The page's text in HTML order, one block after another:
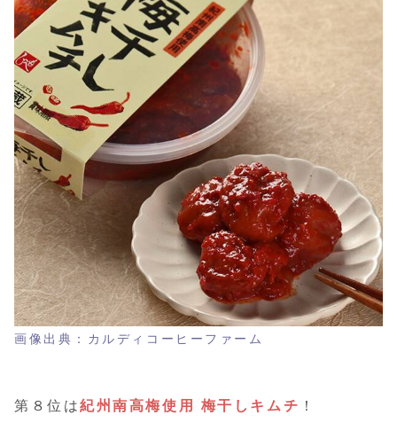
画像出典：カルディコーヒーファーム
第８位は紀州南高梅使用 梅干しキムチ ！